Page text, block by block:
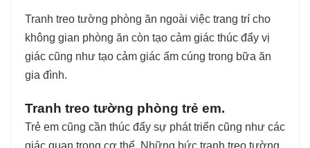
Tranh treo tường phòng ăn ngoài việc trang trí cho
không gian phòng ăn còn tạo cảm giác thúc đẩy vị
giác cũng như tạo cảm giác ấm cúng trong bữa ăn
gia đình.
Tranh treo tường phòng trẻ em.
Trẻ em cũng cần thúc đẩy sự phát triển cũng như các